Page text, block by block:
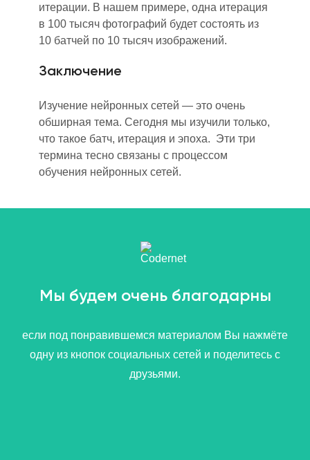
итерации. В нашем примере, одна итерация
в 100 тысяч фотографий будет состоять из
10 батчей по 10 тысяч изображений.
Заключение
Изучение нейронных сетей — это очень
обширная тема. Сегодня мы изучили только,
что такое батч, итерация и эпоха. Эти три
термина тесно связаны с процессом
обучения нейронных сетей.
Мы будем очень благодарны
если под понравившемся материалом Вы нажмёте
одну из кнопок социальных сетей и поделитесь с
друзьями.